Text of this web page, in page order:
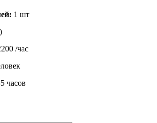
1 шт
/час
часов